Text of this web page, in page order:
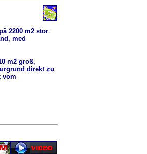
2200 m2 stor
med
m2 groß,
direkt zu
vom